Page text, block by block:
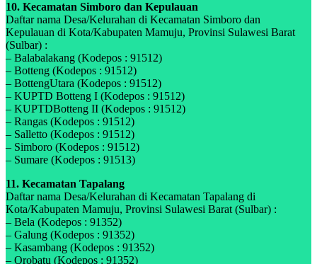
10. Kecamatan Simboro dan Kepulauan
Daftar nama Desa/Kelurahan di Kecamatan Simboro dan
Kepulauan di Kota/Kabupaten Mamuju, Provinsi Sulawesi Barat
(Sulbar) :
– Balabalakang (Kodepos : 91512)
– Botteng (Kodepos : 91512)
– BottengUtara (Kodepos : 91512)
– KUPTD Botteng I (Kodepos : 91512)
– KUPTDBotteng II (Kodepos : 91512)
– Rangas (Kodepos : 91512)
– Salletto (Kodepos : 91512)
– Simboro (Kodepos : 91512)
– Sumare (Kodepos : 91513)
11. Kecamatan Tapalang
Daftar nama Desa/Kelurahan di Kecamatan Tapalang di
Kota/Kabupaten Mamuju, Provinsi Sulawesi Barat (Sulbar) :
– Bela (Kodepos : 91352)
– Galung (Kodepos : 91352)
– Kasambang (Kodepos : 91352)
– Orobatu (Kodepos : 91352)